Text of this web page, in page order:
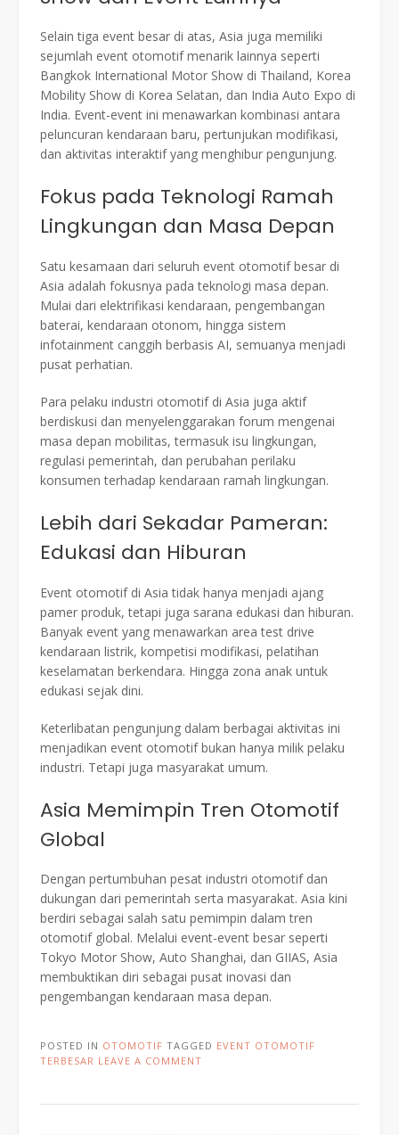
Selain tiga event besar di atas, Asia juga memiliki
sejumlah event otomotif menarik lainnya seperti
Bangkok International Motor Show di Thailand, Korea
Mobility Show di Korea Selatan, dan India Auto Expo di
India. Event-event ini menawarkan kombinasi antara
peluncuran kendaraan baru, pertunjukan modifikasi,
dan aktivitas interaktif yang menghibur pengunjung.
Fokus pada Teknologi Ramah
Lingkungan dan Masa Depan
Satu kesamaan dari seluruh event otomotif besar di
Asia adalah fokusnya pada teknologi masa depan.
Mulai dari elektrifikasi kendaraan, pengembangan
baterai, kendaraan otonom, hingga sistem
infotainment canggih berbasis AI, semuanya menjadi
pusat perhatian.
Para pelaku industri otomotif di Asia juga aktif
berdiskusi dan menyelenggarakan forum mengenai
masa depan mobilitas, termasuk isu lingkungan,
regulasi pemerintah, dan perubahan perilaku
konsumen terhadap kendaraan ramah lingkungan.
Lebih dari Sekadar Pameran:
Edukasi dan Hiburan
Event otomotif di Asia tidak hanya menjadi ajang
pamer produk, tetapi juga sarana edukasi dan hiburan.
Banyak event yang menawarkan area test drive
kendaraan listrik, kompetisi modifikasi, pelatihan
keselamatan berkendara. Hingga zona anak untuk
edukasi sejak dini.
Keterlibatan pengunjung dalam berbagai aktivitas ini
menjadikan event otomotif bukan hanya milik pelaku
industri. Tetapi juga masyarakat umum.
Asia Memimpin Tren Otomotif
Global
Dengan pertumbuhan pesat industri otomotif dan
dukungan dari pemerintah serta masyarakat. Asia kini
berdiri sebagai salah satu pemimpin dalam tren
otomotif global. Melalui event-event besar seperti
Tokyo Motor Show, Auto Shanghai, dan GIIAS, Asia
membuktikan diri sebagai pusat inovasi dan
pengembangan kendaraan masa depan.
POSTED IN OTOMOTIF TAGGED EVENT OTOMOTIF
TERBESAR LEAVE A COMMENT